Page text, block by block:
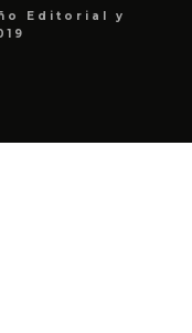
Editorial y